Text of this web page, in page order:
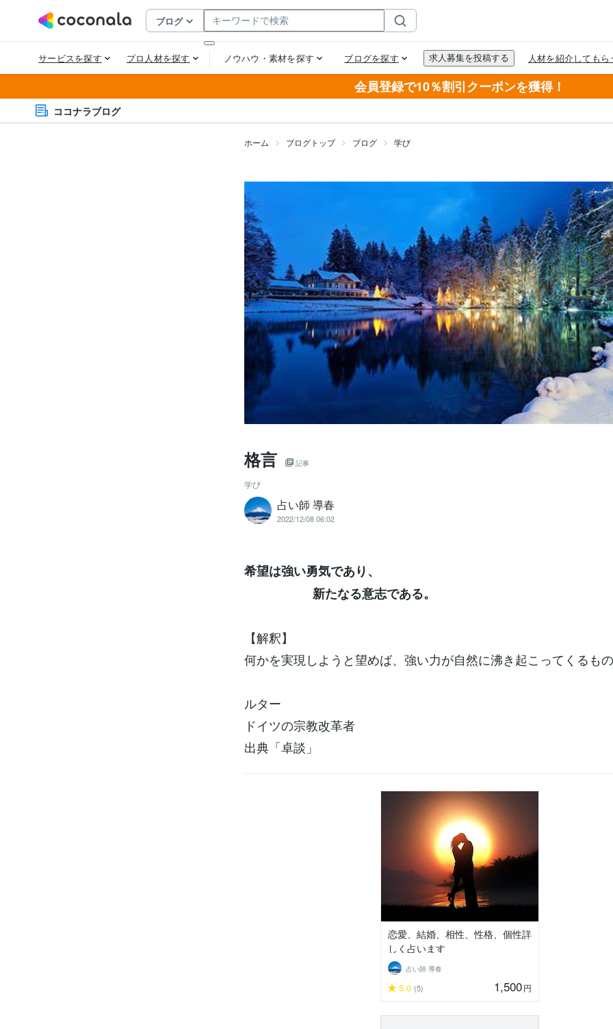
会員登録で10％割引クーポンを獲得！
ココナラブログ
ホーム ブログトップ ブログ 学び
格言 記事
学び
占い師 導春
2022/12/08 06:02
希望は強い勇気であり、
新たなる意志である。
【解釈】
何かを実現しようと望めば、強い力が自然に沸き起こってくるも
ルター
ドイツの宗教改革者
出典「卓談」
恋愛、結婚、相性、性格、個性詳
しく占います
占い師 導春
5.0 (5) 1,500円